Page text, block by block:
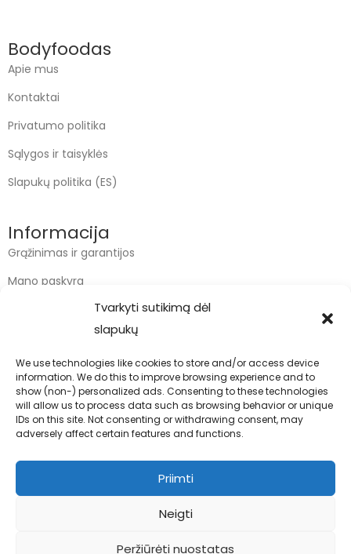
Tvarkyti sutikimą dėl
slapukų
We use technologies like cookies to store and/or access device
information. We do this to improve browsing experience and to
show (non-) personalized ads. Consenting to these technologies
will allow us to process data such as browsing behavior or unique
IDs on this site. Not consenting or withdrawing consent, may
adversely affect certain features and functions.
Priimti
Neigti
Peržiūrėti nuostatas
Bodyfoodas
Apie mus
Kontaktai
Privatumo politika
Sąlygos ir taisyklės
Slapukų politika (ES)
Informacija
Grąžinimas ir garantijos
Mano paskyra
Kontaktai
info@bodyfoodas.lt
+370 600 77017
Visos teisės saugomos © Bodyfoodas.lt 2026